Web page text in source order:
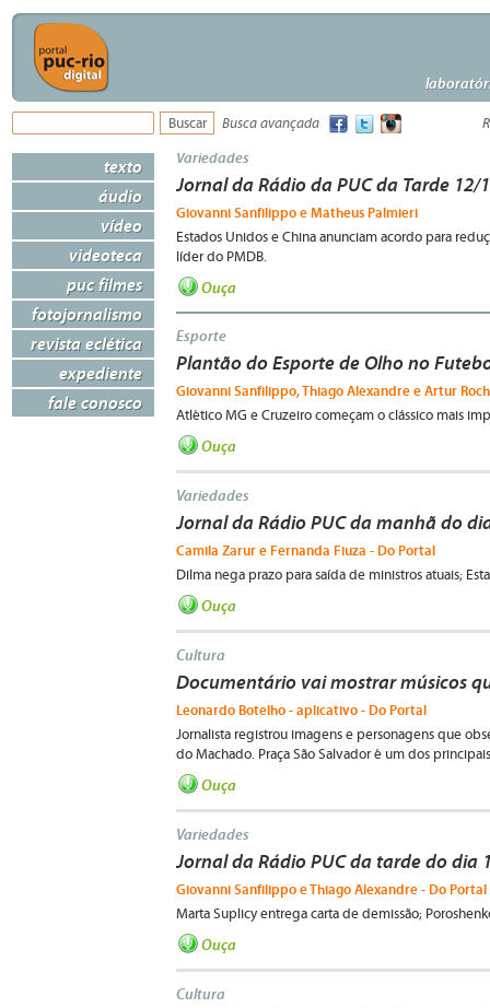
Busca avançada
texto
áudio
vídeo
videoteca
puc filmes
fotojornalismo
revista eclética
expediente
fale conosco
Variedades
Jornal da Rádio da PUC da Tarde 12/
Giovanni Sanfilippo e Matheus Palmieri
Estados Unidos e China anunciam acordo para
líder do PMDB.
Ouça
Esporte
Plantão do Esporte de Olho no
Giovanni Sanfilippo, Thiago Alexandre e Artur
Atlético MG e Cruzeiro começam o clássico mais
Ouça
Variedades
Jornal da Rádio PUC da manhã do
Camila Zarur e Fernanda Fiuza - Do Portal
Dilma nega prazo para saída de ministros atuais;
Ouça
Cultura
Documentário vai mostrar músicos
Leonardo Botelho - aplicativo - Do Portal
Jornalista registrou imagens e personagens que
do Machado. Praça São Salvador é um dos
Ouça
Variedades
Jornal da Rádio PUC da tarde do dia
Giovanni Sanfilippo e Thiago Alexandre - Do Portal
Marta Suplicy entrega carta de demissão;
Ouça
Cultura